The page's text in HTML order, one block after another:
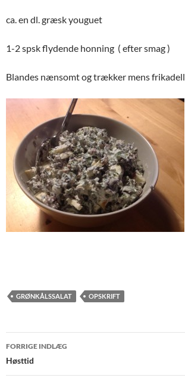
ca. en dl. græsk youguet
1-2 spsk flydende honning ( efter smag )
Blandes nænsomt og trækker mens
GRØNKÅLSSALAT OPSKRIFT
Indlægsnavigation
FORRIGE INDLÆG
Høsttid